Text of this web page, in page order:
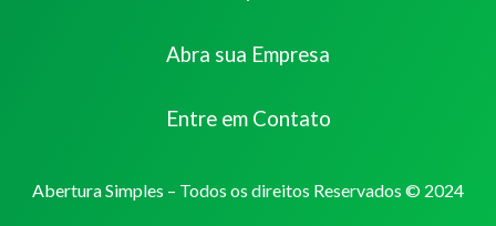
Abra sua Empresa
Entre em Contato
Abertura Simples – Todos os direitos Reservados © 2024